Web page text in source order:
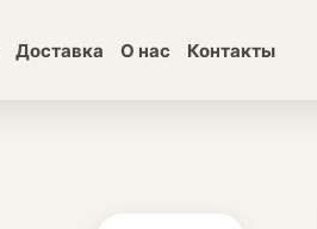
Доставка О нас Контакты